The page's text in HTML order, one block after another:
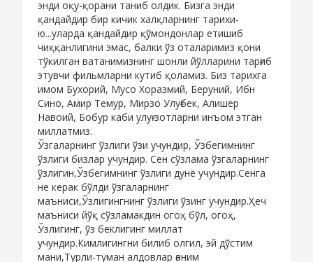
энди оқу-қорани таниб олдик. Бизга энди
қандайдир бир кичик халқларнинг тарихи-
ю...уларда қандайдир қўмондонлар етишиб
чиққанлигини эмас, балки ўз оталаримиз қони
тўкилган ватанимизнинг шонли йўлларини тарғиб
этувчи фильмларни кутиб қоламиз. Биз тарихга
имом Бухорий, Мусо Хоразмий, Беруний, Ибн
Сино, Амир Темур, Мирзо Улуғбек, Алишер
Навоий, Бобур каби улуғ зотларни инъом этган
миллатмиз.
Ўзгаларнинг ўзлиги ўзи учундир, Ўзбегимнинг
ўзлиги бизлар учундир. Сен сўзлама ўзгаларнинг
ўзлигин,Ўзбегимнинг ўзлиги дунё учундир.Сенга
не керак бўлди ўзгаларнинг
маъниси,Ўзлигингнинг ўзлиги ўзинг учундир.Ҳеч
маъниси йўқ сўзламакдин огоҳ бўл, огоҳ,
Ўзлигинг, ўз беклигинг миллат
учундир.Кимлигингни билиб олгил, эй дўстим
мани,Турли-туман алдовлар ғаним